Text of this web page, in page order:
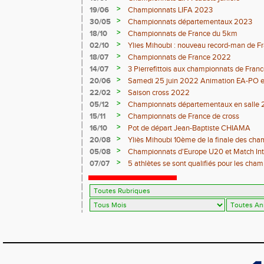
19/06
>
Championnats LIFA 2023
30/05
>
Championnats départementaux 2023
18/10
>
Championnats de France du 5km
02/10
>
Ylies Mihoubi : nouveau record-man de
18/07
>
Championnats de France 2022
14/07
>
3 Pierrefittois aux championnats de
20/06
>
Samedi 25 juin 2022 Animation EA-PO
22/02
>
Saison cross 2022
05/12
>
Championnats départementaux en salle
15/11
>
Championnats de France de cross
16/10
>
Pot de départ Jean-Baptiste CHIAMA
20/08
>
Yliès Mihoubi 10ème de la finale des
05/08
>
Championnats d'Europe U20 et Match
07/07
>
5 athlètes se sont qualifiés pour les